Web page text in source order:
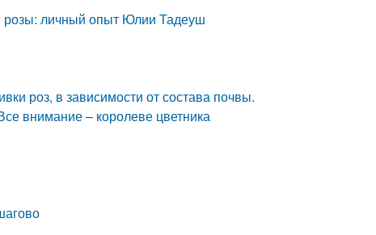
розы: личный опыт Юлии Тадеуш
роз, в зависимости от состава почвы.
внимание – королеве цветника